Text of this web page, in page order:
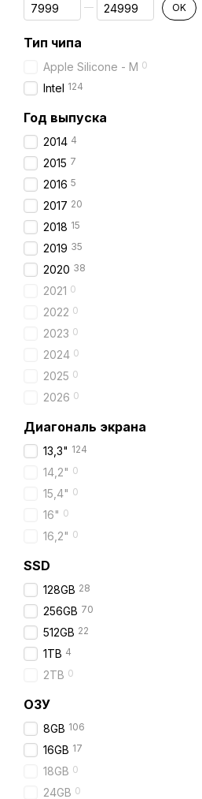
OK
Тип чипа
Apple Silicone - M 0
Intel 124
Год выпуска
2014 4
2015 7
2016 5
2017 20
2018 15
2019 35
2020 38
2021 0
2022 0
2023 0
2024 0
2025 0
2026 0
Диагональ экрана
13,3" 124
14,2" 0
15,4" 0
16" 0
16,2" 0
SSD
128GB 28
256GB 70
512GB 22
1TB 4
2TB 0
ОЗУ
8GB 106
16GB 17
18GB 0
24GB 0